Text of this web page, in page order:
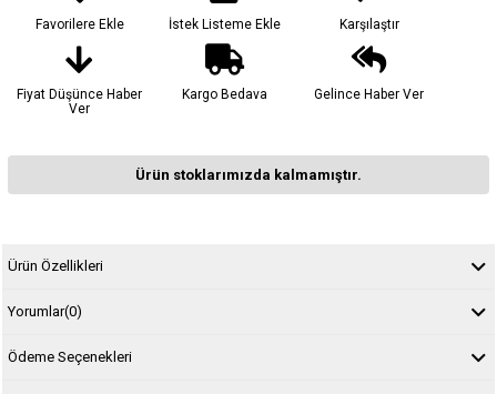
Favorilere Ekle İstek Listeme Ekle Karşılaştır
Fiyat Düşünce Haber
Ver
Kargo Bedava Gelince Haber Ver
Ürün stoklarımızda kalmamıştır.
Ürün Özellikleri
Yorumlar(0)
Ödeme Seçenekleri